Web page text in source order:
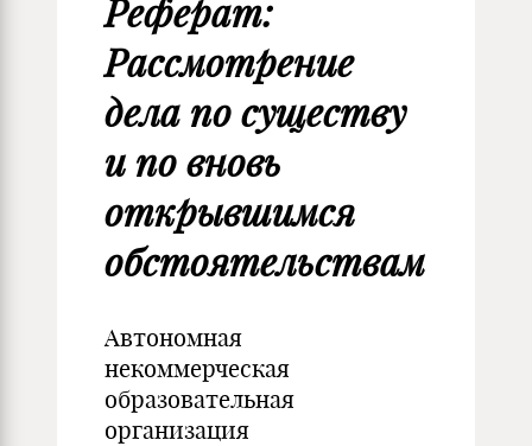
Реферат:
Рассмотрение
дела по существу
и по вновь
открывшимся
обстоятельствам
Автономная
некоммерческая
образовательная
организация